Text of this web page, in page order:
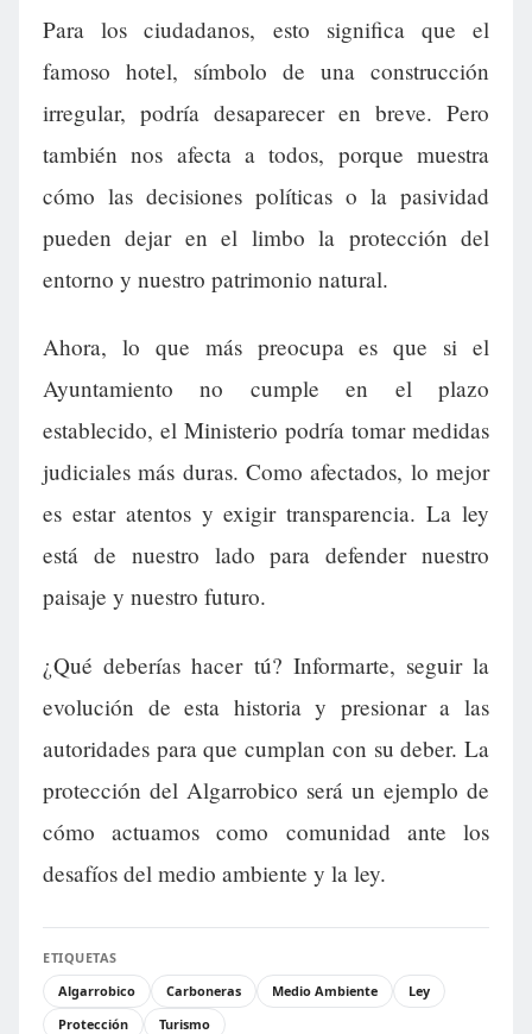
Para los ciudadanos, esto significa que el
famoso hotel, símbolo de una construcción
irregular, podría desaparecer en breve. Pero
también nos afecta a todos, porque muestra
cómo las decisiones políticas o la pasividad
pueden dejar en el limbo la protección del
entorno y nuestro patrimonio natural.
Ahora, lo que más preocupa es que si el
Ayuntamiento no cumple en el plazo
establecido, el Ministerio podría tomar medidas
judiciales más duras. Como afectados, lo mejor
es estar atentos y exigir transparencia. La ley
está de nuestro lado para defender nuestro
paisaje y nuestro futuro.
¿Qué deberías hacer tú? Informarte, seguir la
evolución de esta historia y presionar a las
autoridades para que cumplan con su deber. La
protección del Algarrobico será un ejemplo de
cómo actuamos como comunidad ante los
desafíos del medio ambiente y la ley.
ETIQUETAS
Algarrobico
Carboneras Medio Ambiente
Ley
Protección
Turismo